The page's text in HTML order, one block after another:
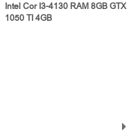
Intel Cor I3-4130 RAM 8GB GTX
1050 TI 4GB